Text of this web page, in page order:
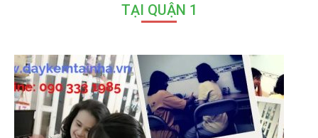
TẠI QUẬN 1